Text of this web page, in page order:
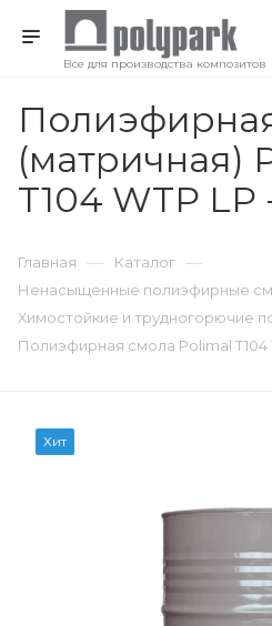
Все для производства композитов
(матричная)
T104 WTP LP
Главная — Каталог —
Ненасыщенные полиэфирные
Химостойкие и трудногорючие
Полиэфирная смола Polimal T104
Хит